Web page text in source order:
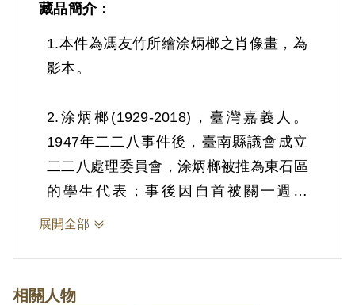
藏品簡介：
1.本件為馮友竹所繪涂炳榔之肖像畫，為
影本。
2.涂炳榔(1929-2018)，臺灣嘉義人。
1947年二二八事件後，臺南縣議會成立
二二八處理委員會，涂炳榔被推為東石區
的學生代表；事後因自首被關一週。
1948年以同等學歷考取臺灣省立師範學
學院學生「單車雙載」引發「四六事
展開全部
相關人物